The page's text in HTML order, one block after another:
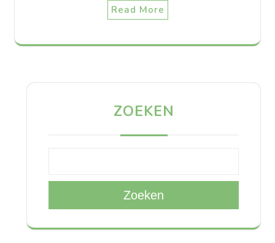
Read More
ZOEKEN
Zoeken